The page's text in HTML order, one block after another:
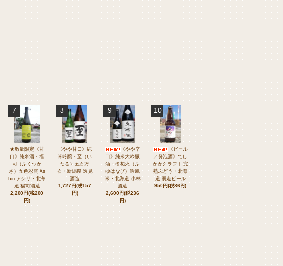
7
★数量限定《甘
口》純米酒・福
司（ふくつか
さ）五色彩雲 As
hiri アシリ・北海
道 福司酒造
2,200円(税200
円)
8
《やや甘口》純
米吟醸・至（い
たる）五百万
石・新潟県 逸見
酒造
1,727円(税157
円)
9
《やや辛
口》純米大吟醸
酒・冬花火（ふ
ゆはなび）吟風
米・北海道 小林
酒造
2,600円(税236
円)
10
《ビール
／発泡酒》てし
かがクラフト 完
熟ぶどう・北海
道 網走ビール
950円(税86円)